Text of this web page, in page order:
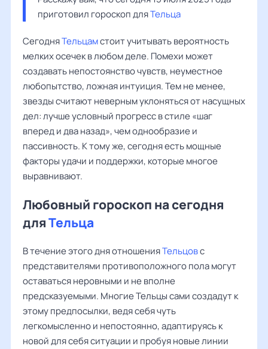
приготовил гороскоп для Тельца
СегодняТельцамстоит учитывать вероятность
мелких осечек в любом деле. Помехи может
создавать непостоянство чувств, неуместное
любопытство, ложная интуиция. Тем не менее,
звезды считают неверным уклоняться от насущных
дел: лучше условный прогресс в стиле «шаг
вперед и два назад», чем однообразие и
пассивность. К тому же, сегодня есть мощные
факторы удачи и поддержки, которые многое
выравнивают.
Любовный гороскоп на сегодня
дляТельца
В течение этого дня отношенияТельцовс
представителями противоположного пола могут
оставаться неровными и не вполне
предсказуемыми. Многие Тельцы сами создадут к
этому предпосылки, ведя себя чуть
легкомысленно и непостоянно, адаптируясь к
новой для себя ситуации и пробуя новые линии